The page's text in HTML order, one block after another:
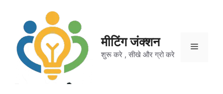
content
मीटिंग जंक्शन
शुरू करे , सीखे और ग्रो करे
Menu